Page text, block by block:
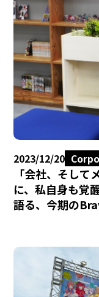
2023/12/20
「会社、そし
に、私自身も覚
語る、今期の